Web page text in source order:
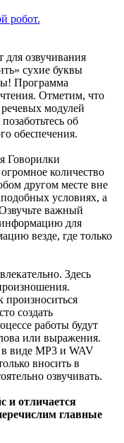
для озвучивания
сухие буквы
Программа
Отметим, что
модулей
об
обеспечения.
Говорилки
количество
другом месте вне
условиях, а
важный
информацию для
везде, где только
Здесь
произноситься
создать
работы будут
или выражения.
виде MP3 и WAV
вносить в
озвучивать.
и отличается
главные